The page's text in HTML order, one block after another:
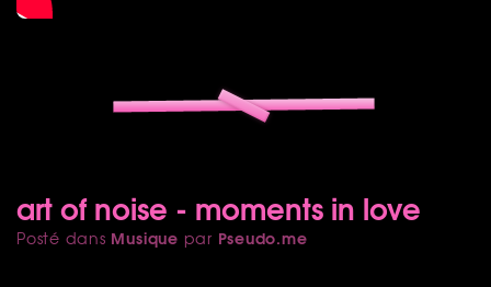
art of noise - moments in love
Posté dans Musique par Pseudo.me